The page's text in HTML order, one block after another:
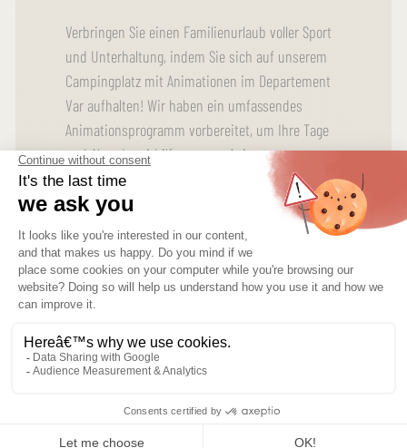
Verbringen Sie einen Familienurlaub voller Sport
und Unterhaltung, indem Sie sich auf unserem
Campingplatz mit Animationen im Departement
Var aufhalten! Wir haben ein umfassendes
Animationsprogramm vorbereitet, um Ihre Tage
und Abende mithilfe unserer Animateure zu
verschönern. Egal, ob Sie Sport-, Outdoor- oder
Wassersportaktivitäten lieben, auf unserem
Campingplatz Var werden Sie fündig.